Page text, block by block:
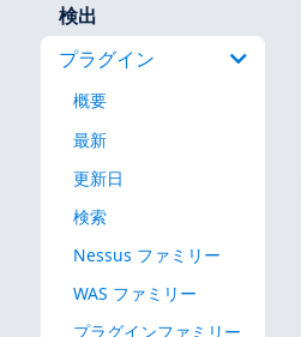
検出
プラグイン
概要
最新
更新日
検索
Nessus ファミリー
WAS ファミリー
プラグインファミリー